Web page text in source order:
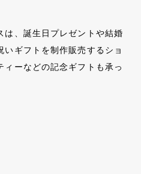
は、誕生日プレゼントや結婚
ギフトを制作販売するショ
ィーなどの記念ギフトも承っ